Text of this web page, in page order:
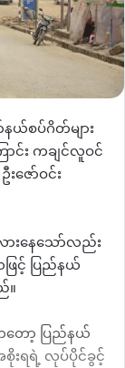
ယ်စပ်ဂိတ်များ
င်း ကချင်လူဝင်
းဇော်ဝင်း
ားနေသော်လည်း
ြင့် ပြည်နယ်
။
ော့ ပြည်နယ်
းရရဲ့ လုပ်ပိုင်ခွင့်